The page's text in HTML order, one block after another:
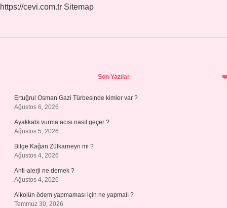
https://cevi.com.tr Sitemap
Son Yazılar
Ertuğrul Osman Gazi Türbesinde kimler var ?
Ağustos 6, 2026
Ayakkabı vurma acısı nasıl geçer ?
Ağustos 5, 2026
Bilge Kağan Zülkarneyn mi ?
Ağustos 4, 2026
Anti-alerji ne demek ?
Ağustos 4, 2026
Alkolün ödem yapmaması için ne yapmalı ?
Temmuz 30, 2026